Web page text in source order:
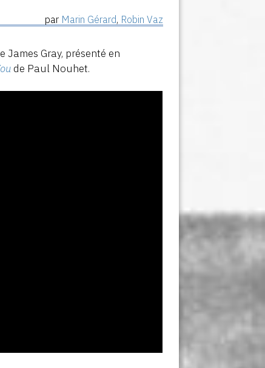
par Marin Gérard, Robin Vaz
James Gray, présenté en
de Paul Nouhet.